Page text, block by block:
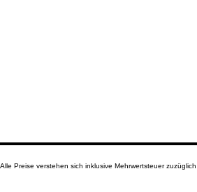
Alle Preise verstehen sich inklusive Mehrwertsteuer